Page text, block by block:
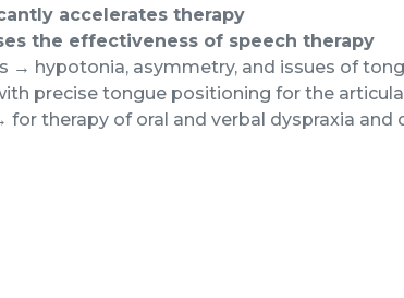
accelerates therapy
the effectiveness of speech therapy
→ hypotonia, asymmetry, and issues of
precise tongue positioning for the
for therapy of oral and verbal dyspraxia and